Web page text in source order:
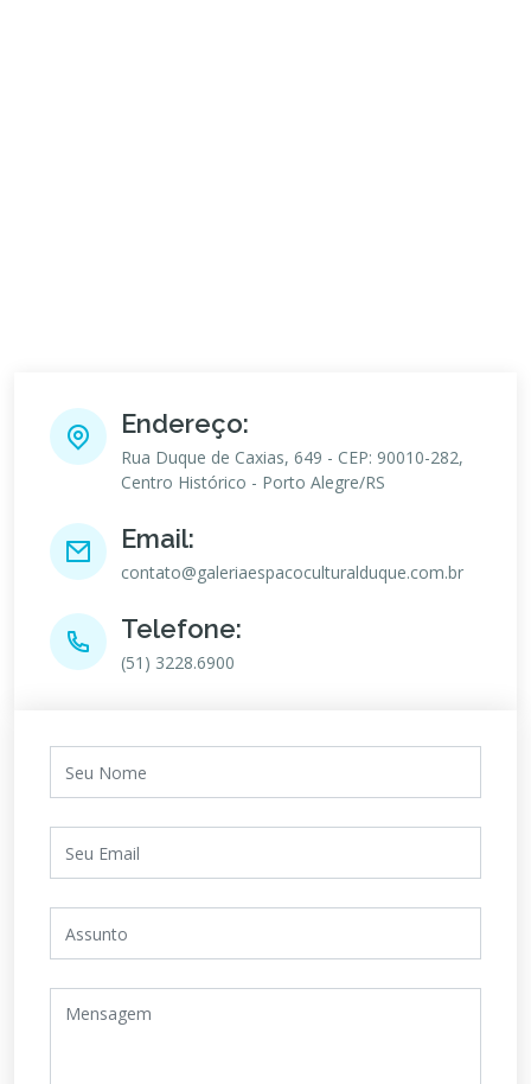
Endereço:
Rua Duque de Caxias, 649 - CEP: 90010-282,
Centro Histórico - Porto Alegre/RS
Email:
contato@galeriaespacoculturalduque.com.br
Telefone:
(51) 3228.6900